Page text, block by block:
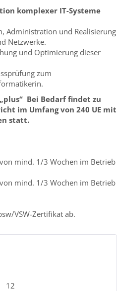
komplexer IT-Systeme
Administration und Realisierung
Netzwerke.
und Optimierung dieser
zum
Bei Bedarf findet zu
im Umfang von 240 UE mit
statt.
mind. 1/3 Wochen im Betrieb
mind. 1/3 Wochen im Betrieb
VSW-Zertifikat ab.
12